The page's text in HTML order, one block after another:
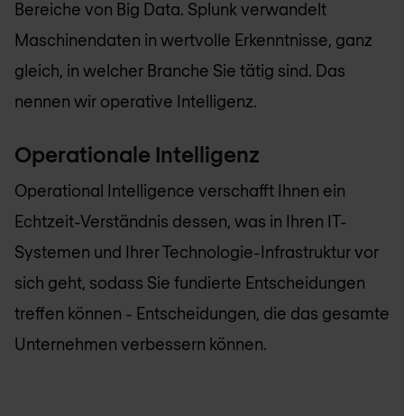
Bereiche von Big Data. Splunk verwandelt
Maschinendaten in wertvolle Erkenntnisse, ganz
gleich, in welcher Branche Sie tätig sind. Das
nennen wir operative Intelligenz.
Operationale Intelligenz
Operational Intelligence verschafft Ihnen ein
Echtzeit-Verständnis dessen, was in Ihren IT-
Systemen und Ihrer Technologie-Infrastruktur vor
sich geht, sodass Sie fundierte Entscheidungen
treffen können - Entscheidungen, die das gesamte
Unternehmen verbessern können.